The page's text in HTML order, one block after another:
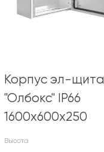
Корпус эл-щита
"Олбокс" IP66
1600х600х250
Высота